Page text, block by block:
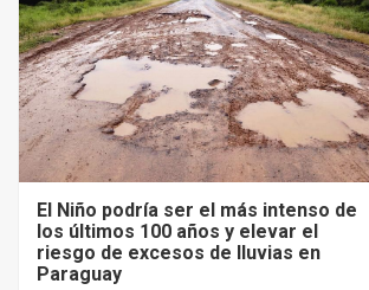
El Niño podría ser el más intenso de
los últimos 100 años y elevar el
riesgo de excesos de lluvias en
Paraguay